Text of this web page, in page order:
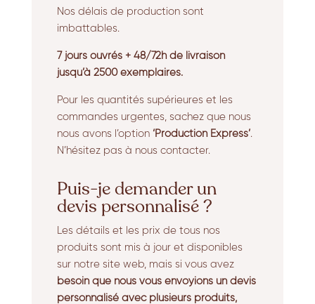
Nos délais de production sont
imbattables.
7 jours ouvrés + 48/72h de livraison
jusqu’à 2500 exemplaires.
Pour les quantités supérieures et les
commandes urgentes, sachez que nous
nous avons l’option ‘Production Express’.
N’hésitez pas à nous contacter.
Puis-je demander un
devis personnalisé ?
Les détails et les prix de tous nos
produits sont mis à jour et disponibles
sur notre site web, mais si vous avez
besoin que nous vous envoyions un devis
personnalisé avec plusieurs produits,